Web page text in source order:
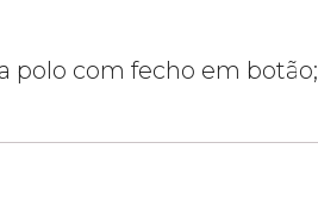
polo com fecho em botão;